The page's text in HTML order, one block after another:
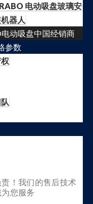
电动吸盘玻璃安
器人
动吸盘中国经销商
参数
！我们的售后技术
您服务